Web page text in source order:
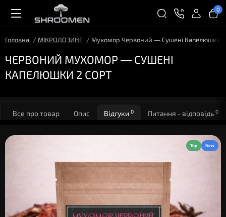
0
Головна МІКРОДОЗИНГ Мухомор Червоний — Сушені Капелюшки 2
ЧЕРВОНИЙ МУХОМОР — СУШЕНІ
КАПЕЛЮШКИ 2 СОРТ
Все про товар Опис Відгуки 0 Питання - відповідь 0
Top New